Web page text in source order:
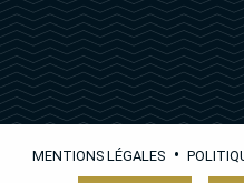
MENTIONS LÉGALES •